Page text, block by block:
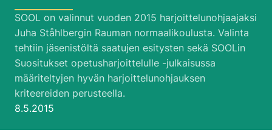
SOOL on valinnut vuoden 2015 harjoittelunohjaajaksi
Juha Ståhlbergin Rauman normaalikoulusta. Valinta
tehtiin jäsenistöltä saatujen esitysten sekä SOOLin
Suositukset opetusharjoittelulle -julkaisussa
määriteltyjen hyvän harjoittelunohjauksen
kriteereiden perusteella.
Julkaistu:
8.5.2015